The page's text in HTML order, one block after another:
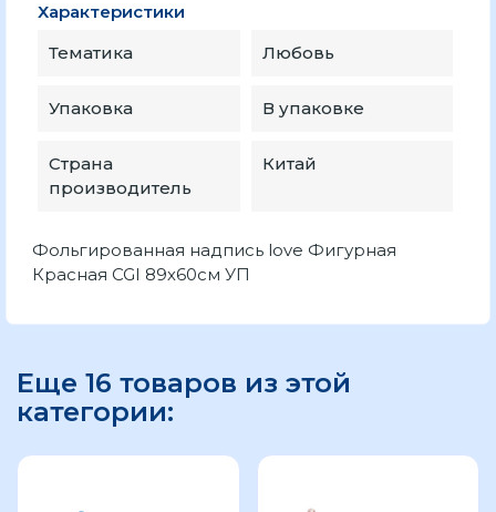
Характеристики
Тематика
Любовь
Упаковка В упаковке
Страна
производитель
Китай
Фольгированная надпись love Фигурная
Красная CGI 89х60см УП
Еще 16 товаров из этой
категории: